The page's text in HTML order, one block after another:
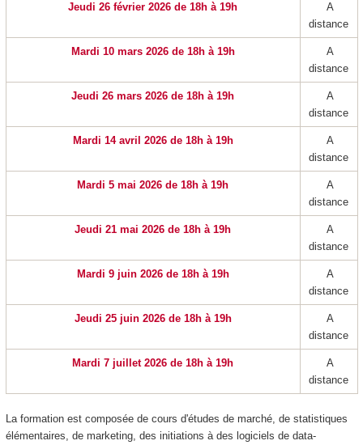
Jeudi 26 février 2026 de 18h à 19h
A
distance
Mardi 10 mars 2026 de 18h à 19h
A
distance
Jeudi 26 mars 2026 de 18h à 19h
A
distance
Mardi 14 avril 2026 de 18h à 19h
A
distance
Mardi 5 mai 2026 de 18h à 19h
A
distance
Jeudi 21 mai 2026 de 18h à 19h
A
distance
Mardi 9 juin 2026 de 18h à 19h
A
distance
Jeudi 25 juin 2026 de 18h à 19h
A
distance
Mardi 7 juillet 2026 de 18h à 19h
A
distance
La formation est composée de cours d'études de marché, de statistiques
élémentaires, de marketing, des initiations à des logiciels de data-